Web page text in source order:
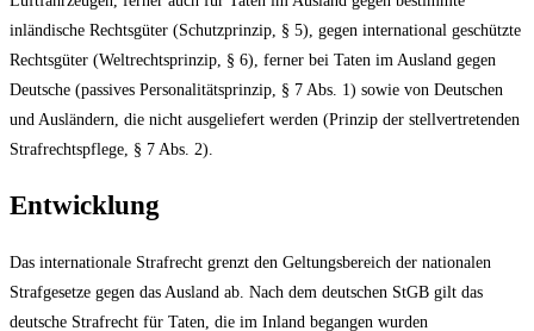
inländische Rechtsgüter (Schutzprinzip, § 5), gegen international geschützte
Rechtsgüter (Weltrechtsprinzip, § 6), ferner bei Taten im Ausland gegen
Deutsche (passives Personalitätsprinzip, § 7 Abs. 1) sowie von Deutschen
und Ausländern, die nicht ausgeliefert werden (Prinzip der stellvertretenden
Strafrechtspflege, § 7 Abs. 2).
Entwicklung
Das internationale Strafrecht grenzt den Geltungsbereich der nationalen
Strafgesetze gegen das Ausland ab. Nach dem deutschen StGB gilt das
deutsche Strafrecht für Taten, die im Inland begangen wurden